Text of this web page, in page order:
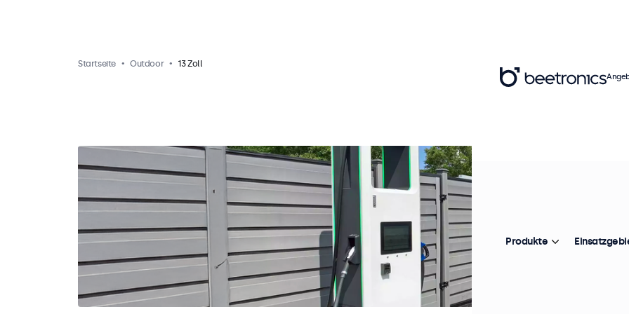
Startseite Outdoor 13 Zoll
Produkte